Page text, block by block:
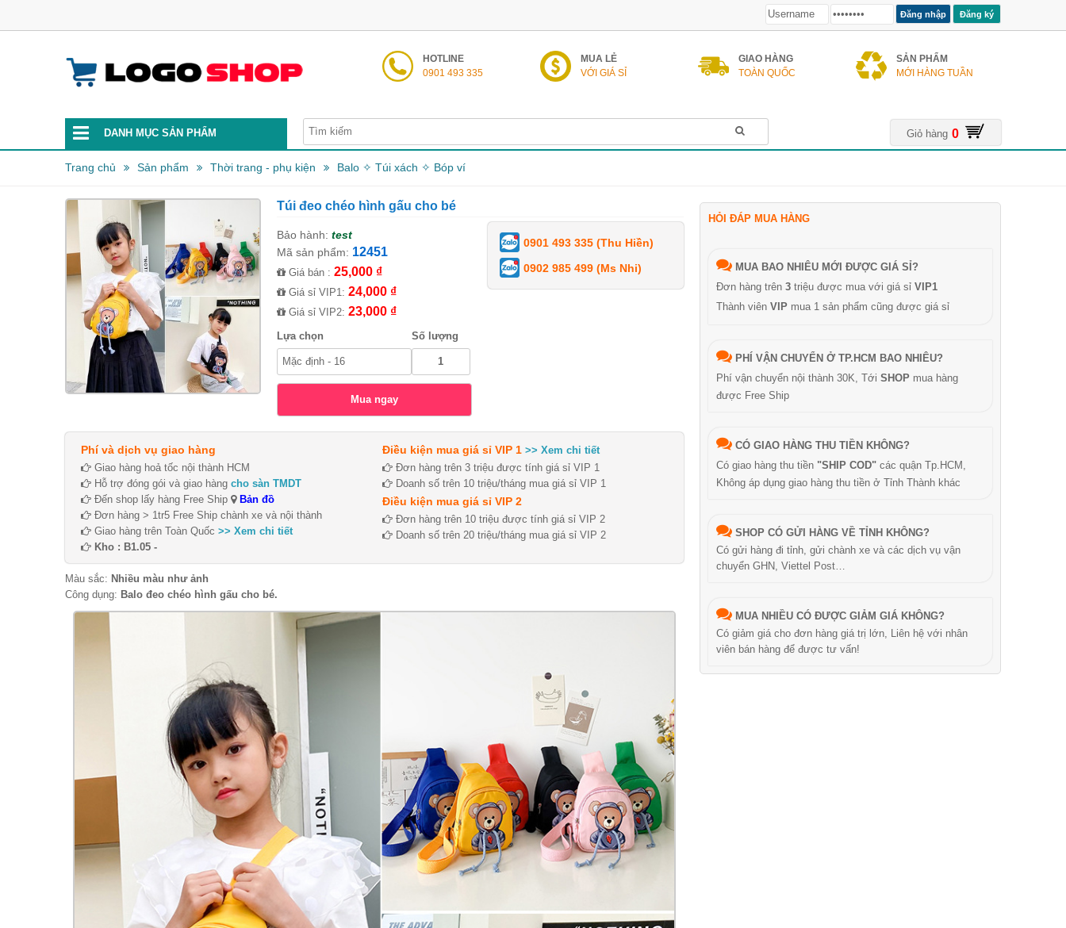
Đăng ký
HOTLINE
0901 493 335
MUA LẺ
VỚI GIÁ SỈ
GIAO HÀNG
TOÀN QUỐC
SẢN PHẨM
MỚI HÀNG TUẦN
Giỏ hàng 0
DANH MỤC SẢN PHẨM
Trang chủ Sản phẩm Thời trang - phụ kiện Balo ✧ Túi xách ✧ Bóp ví
Túi đeo chéo hình gấu cho bé
Bảo hành: test
Mã sản phẩm: 12451
Giá bán : 25,000 ₫
Giá sỉ VIP1: 24,000 ₫
Giá sỉ VIP2: 23,000 ₫
Lựa chọn Số lượng
0901 493 335 (Thu Hiền)
0902 985 499 (Ms Nhi)
Phí và dịch vụ giao hàng
Giao hàng hoả tốc nội thành HCM
Hỗ trợ đóng gói và giao hàng cho sàn TMDT
Đến shop lấy hàng Free Ship
Bản đồ
Đơn hàng > 1tr5 Free Ship chành xe và nội thành
Giao hàng trên Toàn Quốc >> Xem chi tiết
Kho : B1.05 -
Điều kiện mua giá sỉ VIP 1 >> Xem chi tiết
Đơn hàng trên 3 triệu được tính giá sỉ VIP 1
Doanh số trên 10 triệu/tháng mua giá sỉ VIP 1
Điều kiện mua giá sỉ VIP 2
Đơn hàng trên 10 triệu được tính giá sỉ VIP 2
Doanh số trên 20 triệu/tháng mua giá sỉ VIP 2
Màu sắc: Nhiều màu như ảnh
Công dụng: Balo đeo chéo hình gấu cho bé.
HỎI ĐÁP MUA HÀNG
MUA BAO NHIÊU MỚI ĐƯỢC GIÁ SỈ?
Đơn hàng trên 3 triệu được mua với giá sỉ VIP1
Thành viên VIP mua 1 sản phẩm cũng được giá sỉ
PHÍ VẬN CHUYỂN Ở TP.HCM BAO NHIÊU?
Phí vận chuyển nội thành 30K, Tới SHOP mua hàng
được Free Ship
CÓ GIAO HÀNG THU TIỀN KHÔNG?
Có giao hàng thu tiền "SHIP COD" các quận Tp.HCM,
Không áp dụng giao hàng thu tiền ở Tỉnh Thành khác
SHOP CÓ GỬI HÀNG VỀ TỈNH KHÔNG?
Có gửi hàng đi tỉnh, gửi chành xe và các dịch vụ vận
chuyển GHN, Viettel Post…
MUA NHIỀU CÓ ĐƯỢC GIẢM GIÁ KHÔNG?
Có giảm giá cho đơn hàng giá trị lớn, Liên hệ với nhân
viên bán hàng để được tư vấn!